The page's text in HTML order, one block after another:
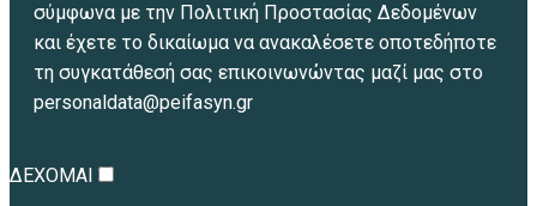
σύμφωνα με την Πολιτική Προστασίας Δεδομένων
και έχετε το δικαίωμα να ανακαλέσετε οποτεδήποτε
τη συγκατάθεσή σας επικοινωνώντας μαζί μας στο
personaldata@peifasyn.gr
ΔΕΧΟΜΑΙ